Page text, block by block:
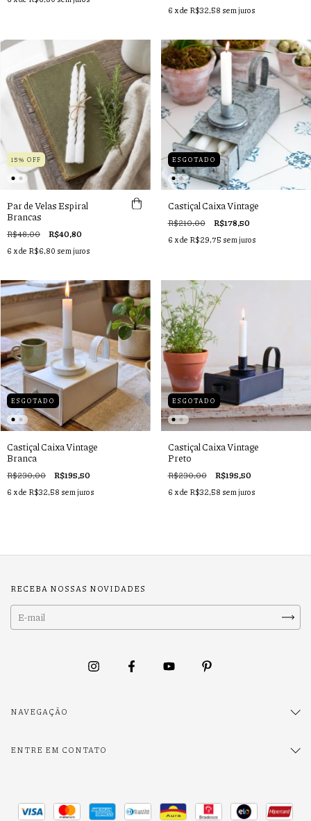
6 x de R$32,58 sem juros
15% OFF
Par de Velas Espiral
Brancas
R$48,00 R$40,80
6 x de R$6,80 sem juros
ESGOTADO
Castiçal Caixa Vintage
R$210,00 R$178,50
6 x de R$29,75 sem juros
ESGOTADO
Castiçal Caixa Vintage
Branca
R$230,00 R$195,50
6 x de R$32,58 sem juros
ESGOTADO
Castiçal Caixa Vintage
Preto
R$230,00 R$195,50
6 x de R$32,58 sem juros
RECEBA NOSSAS NOVIDADES
NAVEGAÇÃO
ENTRE EM CONTATO